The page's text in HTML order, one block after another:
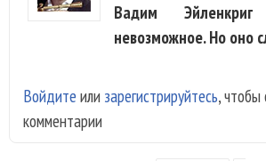
Вадим
невозможное. Но оно
Войдите или зарегистрируйтесь, чтобы
комментарии